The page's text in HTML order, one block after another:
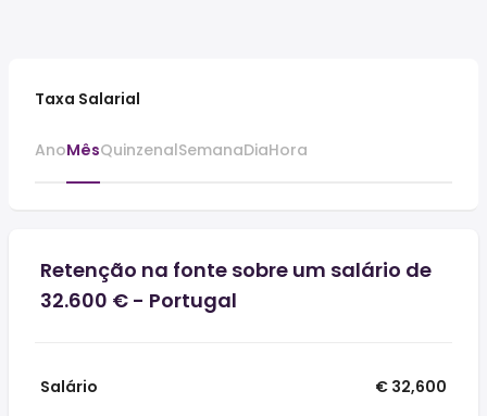
Taxa Salarial
AnoMêsQuinzenalSemanaDiaHora
Retenção na fonte sobre um salário de
32.600 € - Portugal
Salário
€ 32,600